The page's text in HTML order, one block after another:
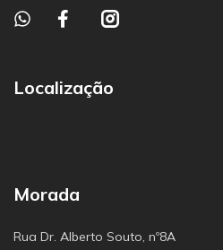
Localização
Morada
Rua Dr. Alberto Souto, nº8A